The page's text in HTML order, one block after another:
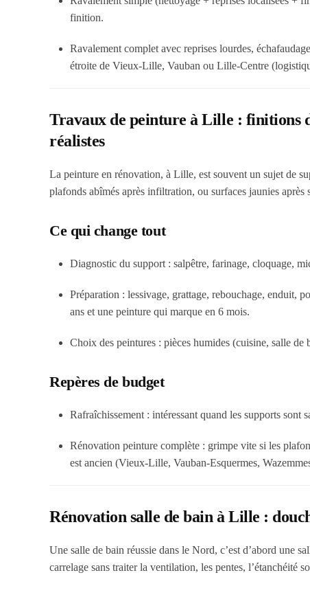
finition.
Ravalement complet avec reprises lourdes,
étroite de Vieux-Lille, Vauban ou Lille-Centre
Travaux de peinture à Lille : finitions
réalistes
La peinture en rénovation, à Lille, est souvent un sujet de
plafonds abîmés après infiltration, ou surfaces jaunies après
Ce qui change tout
Diagnostic du support : salpêtre, farinage, cloquage,
Préparation : lessivage, grattage, rebouchage, enduit,
ans et une peinture qui marque en 6 mois.
Choix des peintures : pièces humides (cuisine, salle de
Repères de budget
Rafraîchissement : intéressant quand les supports sont
Rénovation peinture complète : grimpe vite si les
est ancien (Vieux-Lille, Vauban-Esquermes,
Rénovation salle de bain à Lille :
Une salle de bain réussie dans le Nord, c’est d’abord une
carrelage sans traiter la ventilation, les pentes, l’étanchéité